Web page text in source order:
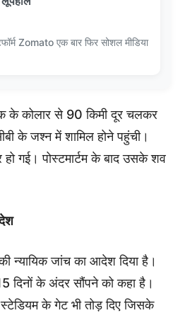
Zomato एक बार फिर सोशल मीडिया
के कोलार से 90 किमी दूर चलकर
के जश्न में शामिल होने पहुंची।
गई। पोस्टमार्टम के बाद उसके शव
न्यायिक जांच का आदेश दिया है।
दिनों के अंदर सौंपने को कहा है।
के गेट भी तोड़ दिए जिसके